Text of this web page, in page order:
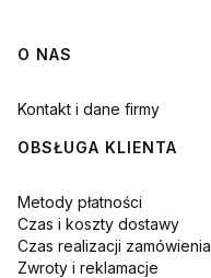
Linki w stopce
O NAS
Kontakt i dane firmy
OBSŁUGA KLIENTA
Metody płatności
Czas i koszty dostawy
Czas realizacji zamówienia
Zwroty i reklamacje